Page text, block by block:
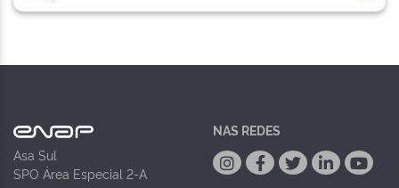
Asa Sul
SPO Área Especial 2-A
NAS REDES